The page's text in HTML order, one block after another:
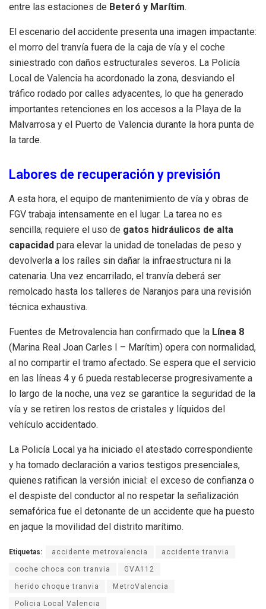
entre las estaciones de Beteró y Marítim.
El escenario del accidente presenta una imagen impactante:
el morro del tranvía fuera de la caja de vía y el coche
siniestrado con daños estructurales severos. La Policía
Local de Valencia ha acordonado la zona, desviando el
tráfico rodado por calles adyacentes, lo que ha generado
importantes retenciones en los accesos a la Playa de la
Malvarrosa y el Puerto de Valencia durante la hora punta de
la tarde.
Labores de recuperación y previsión
A esta hora, el equipo de mantenimiento de vía y obras de
FGV trabaja intensamente en el lugar. La tarea no es
sencilla; requiere el uso de gatos hidráulicos de alta
capacidad para elevar la unidad de toneladas de peso y
devolverla a los raíles sin dañar la infraestructura ni la
catenaria. Una vez encarrilado, el tranvía deberá ser
remolcado hasta los talleres de Naranjos para una revisión
técnica exhaustiva.
Fuentes de Metrovalencia han confirmado que la Línea 8
(Marina Real Joan Carles I – Marítim) opera con normalidad,
al no compartir el tramo afectado. Se espera que el servicio
en las líneas 4 y 6 pueda restablecerse progresivamente a
lo largo de la noche, una vez se garantice la seguridad de la
vía y se retiren los restos de cristales y líquidos del
vehículo accidentado.
La Policía Local ya ha iniciado el atestado correspondiente
y ha tomado declaración a varios testigos presenciales,
quienes ratifican la versión inicial: el exceso de confianza o
el despiste del conductor al no respetar la señalización
semafórica fue el detonante de un accidente que ha puesto
en jaque la movilidad del distrito marítimo.
Etiquetas: accidente metrovalencia accidente tranvia
coche choca con tranvia GVA112
herido choque tranvia MetroValencia
Policia Local Valencia